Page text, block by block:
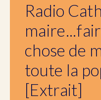
Radio
chose de
toute la
[Extrait]